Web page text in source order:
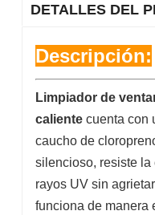
DETALLES DEL
Descripción:
Limpiador de
calientecuenta con
caucho de
silencioso, resiste
rayos UV sin
funciona de manera